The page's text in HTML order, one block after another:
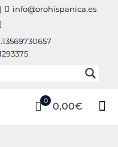
| info@orohispanica.es
0 0,00€